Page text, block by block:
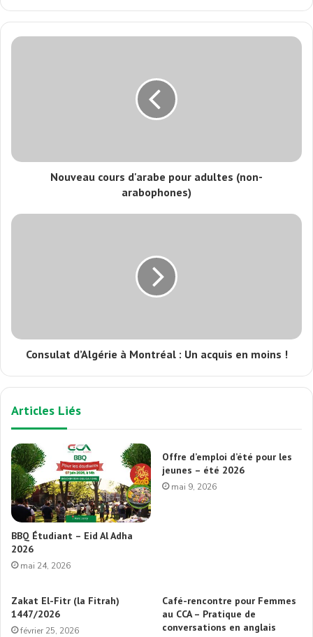
Nouveau cours d'arabe pour adultes (non-
arabophones)
Consulat d’Algérie à Montréal : Un acquis en moins !
Articles Liés
BBQ Étudiant – Eid Al Adha
2026
mai 24, 2026
Offre d’emploi d’été pour les
jeunes – été 2026
mai 9, 2026
Zakat El-Fitr (la Fitrah)
1447/2026
février 25, 2026
Café-rencontre pour Femmes
au CCA – Pratique de
conversations en anglais